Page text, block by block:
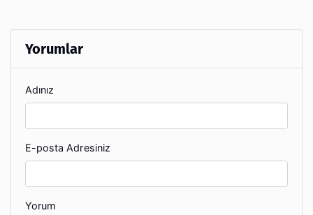
Yorumlar
Adınız
E-posta Adresiniz
Yorum